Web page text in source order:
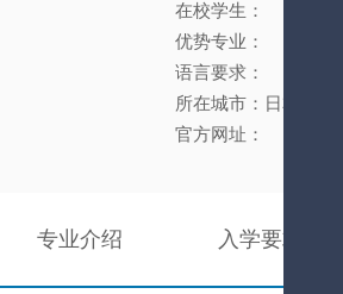
在校学生：
优势专业：
语言要求：
所在城市：日本
官方网址：
专业介绍 入学要求